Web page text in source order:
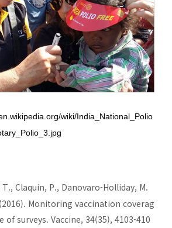
wiki/India_National_Polio
Claquin, P., Danovaro-Holliday, M.
Monitoring vaccination coverag
surveys. Vaccine, 34(35), 4103-410